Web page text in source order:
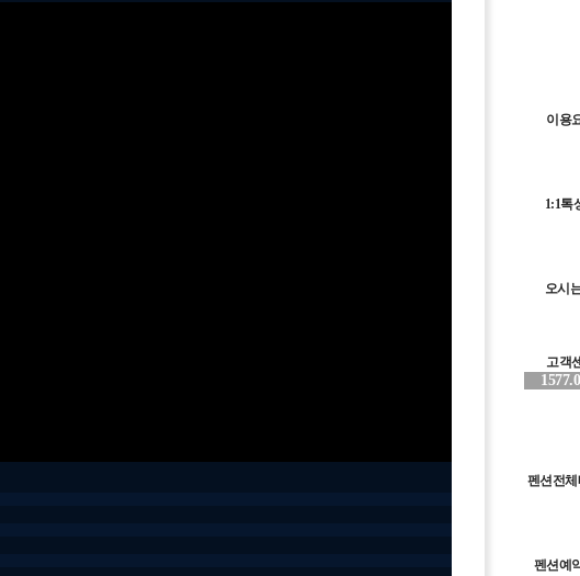
이용
1:1톡
오시
고객
펜션전
펜션예